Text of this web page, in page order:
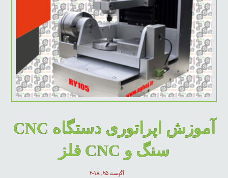
آموزش اپراتوری دستگاه CNC
سنگ و CNC فلز
آگوست ۲۵, ۲۰۱۸